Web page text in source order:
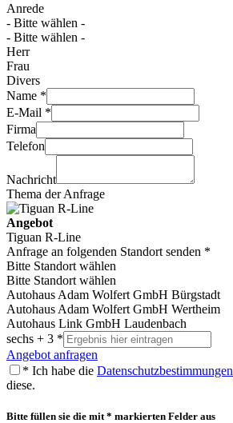
Anrede
- Bitte wählen -
- Bitte wählen -
Herr
Frau
Divers
Name *
E-Mail *
Firma
Telefon
Nachricht
Thema der Anfrage
Angebot
Tiguan R-Line
Anfrage an folgenden Standort senden *
Bitte Standort wählen
Bitte Standort wählen
Autohaus Adam Wolfert GmbH Bürgstadt
Autohaus Adam Wolfert GmbH Wertheim
Autohaus Link GmbH Laudenbach
sechs + 3 *
Angebot anfragen
* Ich habe die Datenschutzbestimmungen
diese.
Bitte füllen sie die mit * markierten Felder aus